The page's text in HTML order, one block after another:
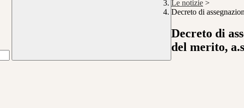
Le notizie >
Decreto di
Decreto di
del merito,